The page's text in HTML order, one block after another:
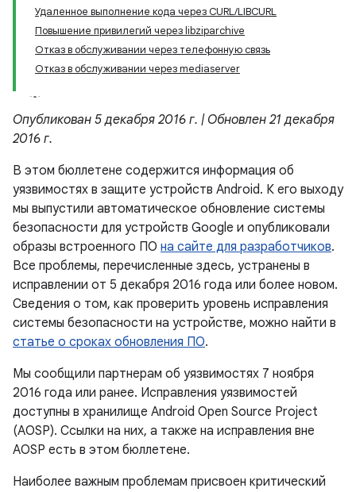
Удаленное выполнение кода через CURL/LIBCURL
Повышение привилегий через libziparchive
Отказ в обслуживании через телефонную связь
Отказ в обслуживании через mediaserver
Опубликован 5 декабря 2016 г. | Обновлен 21 декабря
2016 г.
В этом бюллетене содержится информация об
уязвимостях в защите устройств Android. К его выходу
мы выпустили автоматическое обновление системы
безопасности для устройств Google и опубликовали
образы встроенного ПО на сайте для разработчиков.
Все проблемы, перечисленные здесь, устранены в
исправлении от 5 декабря 2016 года или более новом.
Сведения о том, как проверить уровень исправления
системы безопасности на устройстве, можно найти в
статье о сроках обновления ПО.
Мы сообщили партнерам об уязвимостях 7 ноября
2016 года или ранее. Исправления уязвимостей
доступны в хранилище Android Open Source Project
(AOSP). Ссылки на них, а также на исправления вне
AOSP есть в этом бюллетене.
Наиболее важным проблемам присвоен критический